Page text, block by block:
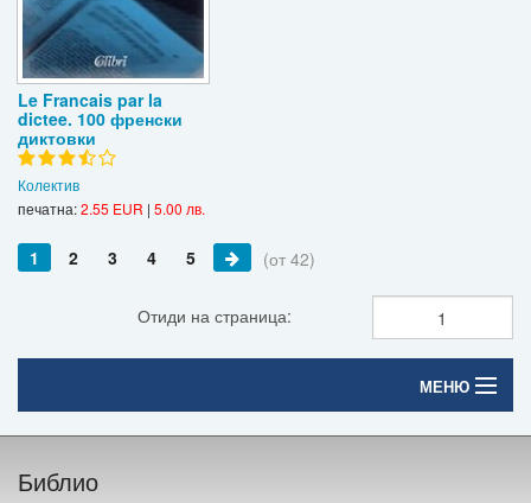
Le Francais par la
dictee. 100 френски
диктовки
Колектив
печатна:2.55 EUR | 5.00 лв.
1 2 3 4 5 (от 42)
Отиди на страница:
МЕНЮ
Начало
Печатни книги
Библио